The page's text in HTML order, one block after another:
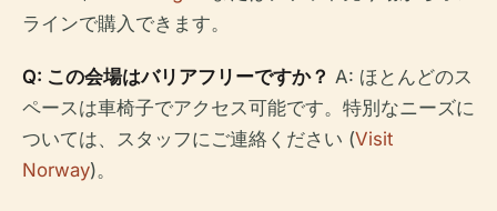
ラインで購入できます。
Q: この会場はバリアフリーですか？ A: ほとんどのス
ペースは車椅子でアクセス可能です。特別なニーズに
ついては、スタッフにご連絡ください (Visit
Norway)。